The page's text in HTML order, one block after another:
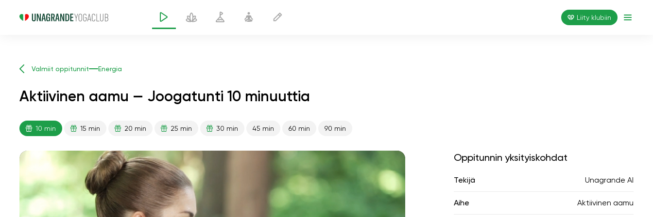
Liity klubiin
Valmiit oppitunnit Energia
Aktiivinen aamu — Joogatunti 10 minuuttia
10 min 15 min 20 min 25 min 30 min 45 min 60 min 90 min
01:44
Oppitunnin yksityiskohdat
Tekijä Unagrande AI
Aihe Aktiivinen aamu